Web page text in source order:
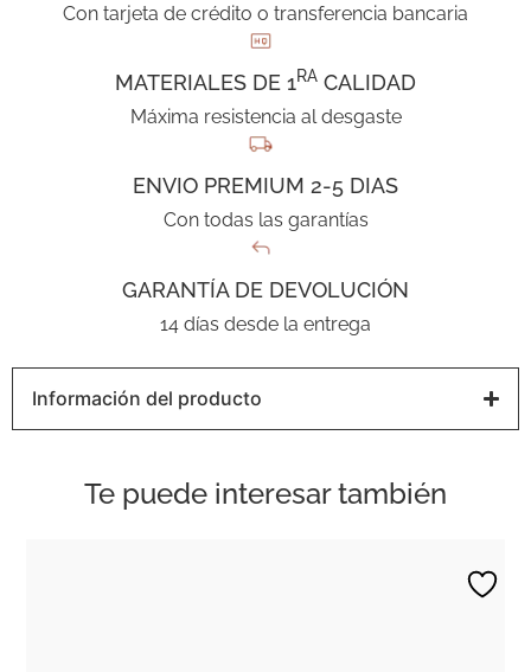
Con tarjeta de crédito o transferencia bancaria
MATERIALES DE 1RA CALIDAD
Máxima resistencia al desgaste
ENVIO PREMIUM 2-5 DIAS
Con todas las garantías
GARANTÍA DE DEVOLUCIÓN
14 días desde la entrega
Información del producto
Te puede interesar también